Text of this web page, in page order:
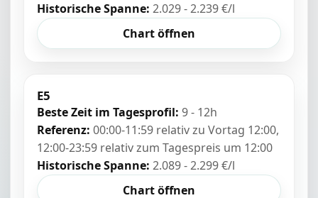
Historische Spanne: 2.029 - 2.239 €/l
Chart öffnen
E5
Beste Zeit im Tagesprofil: 9 - 12h
Referenz: 00:00-11:59 relativ zu Vortag 12:00,
12:00-23:59 relativ zum Tagespreis um 12:00
Historische Spanne: 2.089 - 2.299 €/l
Chart öffnen